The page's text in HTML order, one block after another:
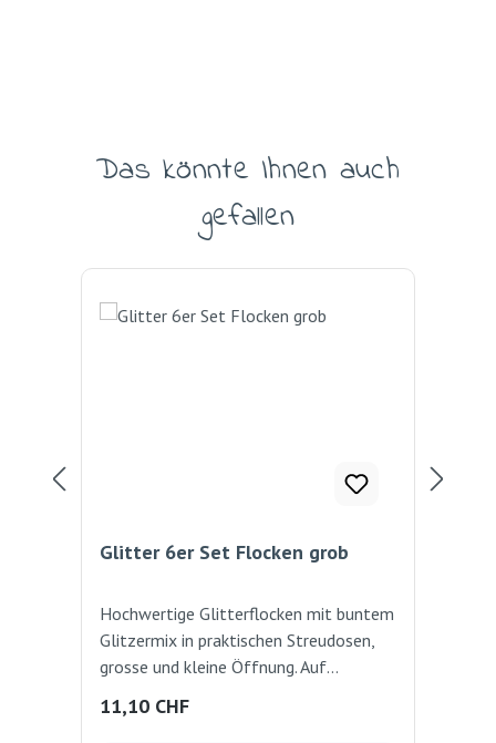
Produktgalerie überspringen
Das könnte Ihnen auch
gefallen
Glitter 6er Set Flocken grob
Hochwertige Glitterflocken mit buntem
Glitzermix in praktischen Streudosen,
grosse und kleine Öffnung. Auf
wie z.B Pappe, Kunststoff, Glas.
Regulärer Preis:
11,10 CHF